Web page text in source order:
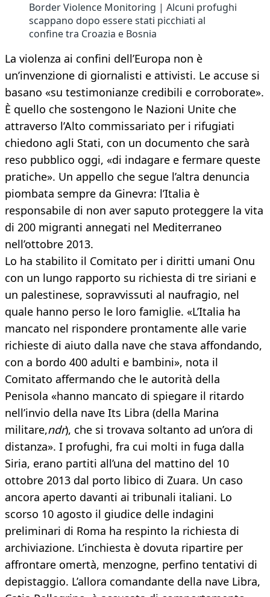
Border Violence Monitoring | Alcuni profughi
scappano dopo essere stati picchiati al
confine tra Croazia e Bosnia
La violenza ai confini dell’Europa non è
un’invenzione di giornalisti e attivisti. Le accuse si
basano «su testimonianze credibili e corroborate».
È quello che sostengono le Nazioni Unite che
attraverso l’Alto commissariato per i rifugiati
chiedono agli Stati, con un documento che sarà
reso pubblico oggi, «di indagare e fermare queste
pratiche». Un appello che segue l’altra denuncia
piombata sempre da Ginevra: l’Italia è
responsabile di non aver saputo proteggere la vita
di 200 migranti annegati nel Mediterraneo
nell’ottobre 2013.
Lo ha stabilito il Comitato per i diritti umani Onu
con un lungo rapporto su richiesta di tre siriani e
un palestinese, sopravvissuti al naufragio, nel
quale hanno perso le loro famiglie. «L’Italia ha
mancato nel rispondere prontamente alle varie
richieste di aiuto dalla nave che stava affondando,
con a bordo 400 adulti e bambini», nota il
Comitato affermando che le autorità della
Penisola «hanno mancato di spiegare il ritardo
nell’invio della nave Its Libra (della Marina
militare,ndr), che si trovava soltanto ad un’ora di
distanza». I profughi, fra cui molti in fuga dalla
Siria, erano partiti all’una del mattino del 10
ottobre 2013 dal porto libico di Zuara. Un caso
ancora aperto davanti ai tribunali italiani. Lo
scorso 10 agosto il giudice delle indagini
preliminari di Roma ha respinto la richiesta di
archiviazione. L’inchiesta è dovuta ripartire per
affrontare omertà, menzogne, perfino tentativi di
depistaggio. L’allora comandante della nave Libra,